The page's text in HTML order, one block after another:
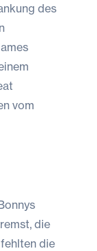
des
vom
die
die